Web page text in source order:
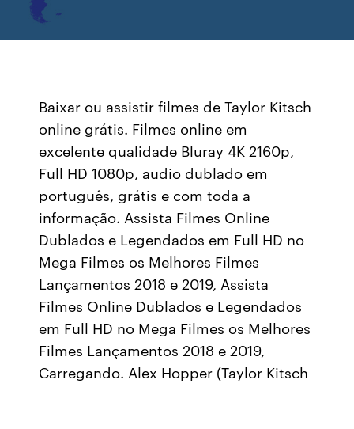
Baixar ou assistir filmes de Taylor Kitsch
online grátis. Filmes online em
excelente qualidade Bluray 4K 2160p,
Full HD 1080p, audio dublado em
português, grátis e com toda a
informação. Assista Filmes Online
Dublados e Legendados em Full HD no
Mega Filmes os Melhores Filmes
Lançamentos 2018 e 2019, Assista
Filmes Online Dublados e Legendados
em Full HD no Mega Filmes os Melhores
Filmes Lançamentos 2018 e 2019,
Carregando. Alex Hopper (Taylor Kitsch